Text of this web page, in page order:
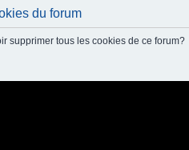
du forum
supprimer tous les cookies de ce forum?